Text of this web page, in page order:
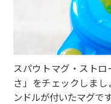
スパウトマグ・スト
さ」をチェックしま
ンドルが付いたマグで